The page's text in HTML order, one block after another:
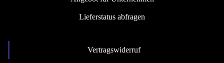
Lieferstatus abfragen
Vertragswiderruf